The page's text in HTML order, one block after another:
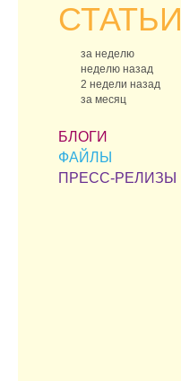
СТАТЬИ
за неделю
неделю назад
2 недели назад
за месяц
БЛОГИ
ФАЙЛЫ
ПРЕСС-РЕЛИЗЫ